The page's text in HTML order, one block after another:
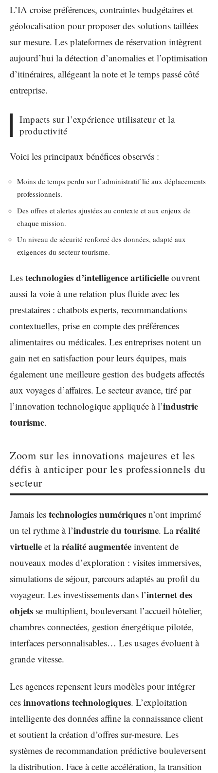
L’IA croise préférences, contraintes budgétaires et
géolocalisation pour proposer des solutions taillées
sur mesure. Les plateformes de réservation intègrent
aujourd’hui la détection d’anomalies et l’optimisation
d’itinéraires, allégeant la note et le temps passé côté
entreprise.
Impacts sur l’expérience utilisateur et la
productivité
Voici les principaux bénéfices observés :
Moins de temps perdu sur l’administratif lié aux déplacements
professionnels.
Des offres et alertes ajustées au contexte et aux enjeux de
chaque mission.
Un niveau de sécurité renforcé des données, adapté aux
exigences du secteur tourisme.
Les technologies d’intelligence artificielle ouvrent
aussi la voie à une relation plus fluide avec les
prestataires : chatbots experts, recommandations
contextuelles, prise en compte des préférences
alimentaires ou médicales. Les entreprises notent un
gain net en satisfaction pour leurs équipes, mais
également une meilleure gestion des budgets affectés
aux voyages d’affaires. Le secteur avance, tiré par
l’innovation technologique appliquée à l’industrie
tourisme.
Zoom sur les innovations majeures et les
défis à anticiper pour les professionnels du
secteur
Jamais les technologies numériques n’ont imprimé
un tel rythme à l’industrie du tourisme. Laréalité
virtuelle et laréalité augmentée inventent de
nouveaux modes d’exploration : visites immersives,
simulations de séjour, parcours adaptés au profil du
voyageur. Les investissements dans l’internet des
objets se multiplient, bouleversant l’accueil hôtelier,
chambres connectées, gestion énergétique pilotée,
interfaces personnalisables… Les usages évoluent à
grande vitesse.
Les agences repensent leurs modèles pour intégrer
ces innovations technologiques. L’exploitation
intelligente des données affine la connaissance client
et soutient la création d’offres sur-mesure. Les
systèmes de recommandation prédictive bouleversent
la distribution. Face à cette accélération, la transition